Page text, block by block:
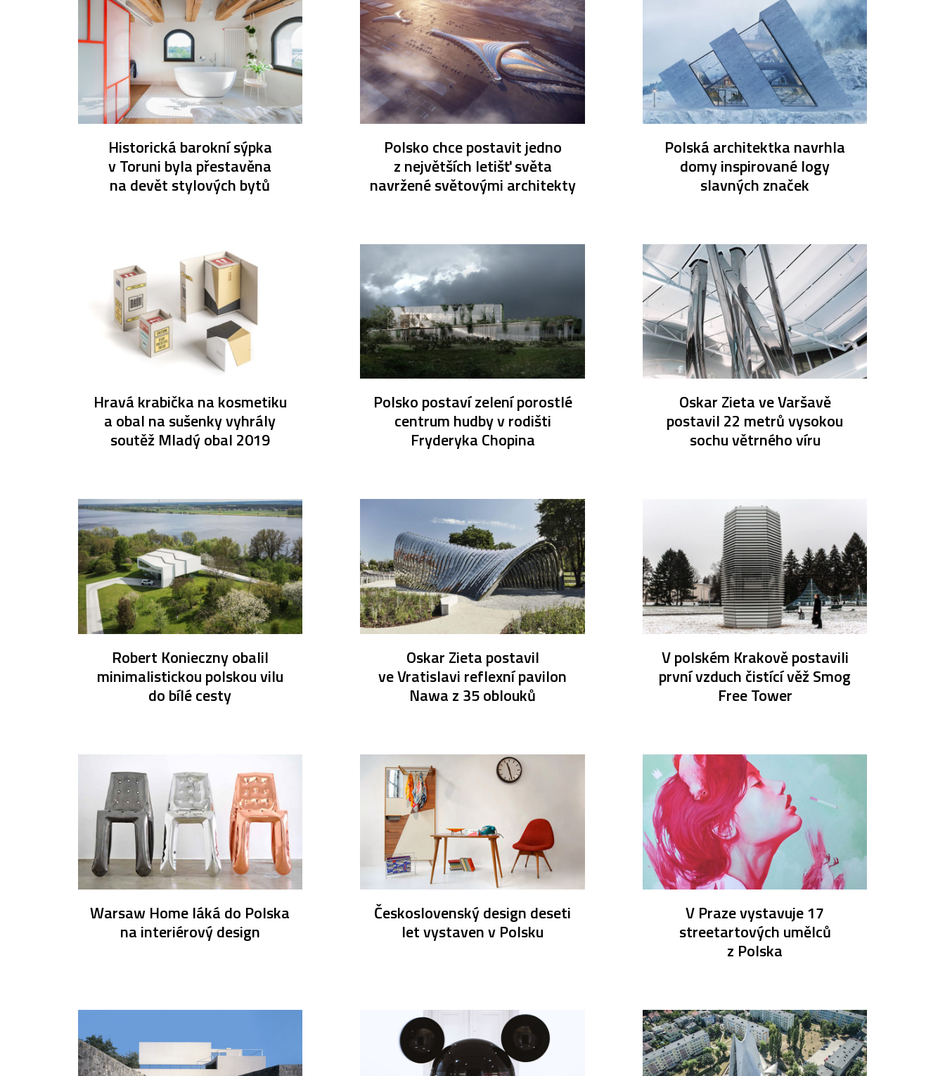
Historická barokní sýpka
v Toruni byla přestavěna
na devět stylových bytů
Polsko chce postavit jedno
z největších letišť světa
navržené světovými architekty
Polská architektka navrhla
domy inspirované logy
slavných značek
Hravá krabička na kosmetiku
a obal na sušenky vyhrály
soutěž Mladý obal 2019
Polsko postaví zelení porostlé
centrum hudby v rodišti
Fryderyka Chopina
Oskar Zieta ve Varšavě
postavil 22 metrů vysokou
sochu větrného víru
Robert Konieczny obalil
minimalistickou polskou vilu
do bílé cesty
Oskar Zieta postavil
ve Vratislavi reflexní pavilon
Nawa z 35 oblouků
V polském Krakově postavili
první vzduch čistící věž Smog
Free Tower
Warsaw Home láká do Polska
na interiérový design
Československý design deseti
let vystaven v Polsku
V Praze vystavuje 17
streetartových umělců
z Polska